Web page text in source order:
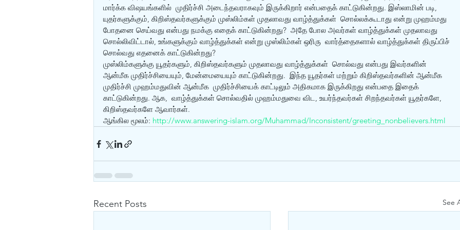
மார்க்க விஷயங்களில்  முதிர்ச்சி அடைந்தவராகவும் இருக்கிறார் என்பதைக் காட்டுகின்றது. இஸ்லாமின் படி,
யுதர்களுக்கும், கிறிஸ்தவர்களுக்கும் முஸ்லிம்கள் முதலாவது வாழ்த்துக்கள்  சொல்லக்கூடாது என்று முஹம்மது
போதனை செய்வது என்பது நமக்கு எதைக் காட்டுகின்றது?  அதே போல அவர்கள் வாழ்த்துக்கள் முதலாவது
சொல்லிவிட்டால், உங்களுக்கும் வாழ்த்துக்கள் என்று முஸ்லிம்கள் ஒரிரு  வார்த்தைகளால் வாழ்த்துக்கள் திருப்பிச்
சொல்வது எதனைக் காட்டுகின்றது?
முஸ்லிம்களுக்கு யூதர்களும், கிறிஸ்தவர்களும் முதலாவது வாழ்த்துக்கள்  சொல்வது என்பது இவர்களின்
ஆன்மீக முதிர்ச்சியையும், மேன்மையையும் காட்டுகின்றது.  இந்த யூதர்கள் மற்றும் கிறிஸ்தவர்களின் ஆன்மீக
முதிர்ச்சி முஹம்மதுவின் ஆன்மீக  முதிர்ச்சியைக் காட்டிலும் அதிகமாக இருக்கிறது என்பதை இதைக்
காட்டுகின்றது. ஆக,  வாழ்த்துக்கள் சொல்வதில் முஹம்மதுவை விட, உயர்ந்தவர்கள் சிறந்தவர்கள் யூதர்களே,
கிறிஸ்தவர்களே ஆவார்கள்.
ஆங்கில மூலம்: http://www.answering-islam.org/Muhammad/Inconsistent/greeting_nonbelievers.html
Recent Posts See